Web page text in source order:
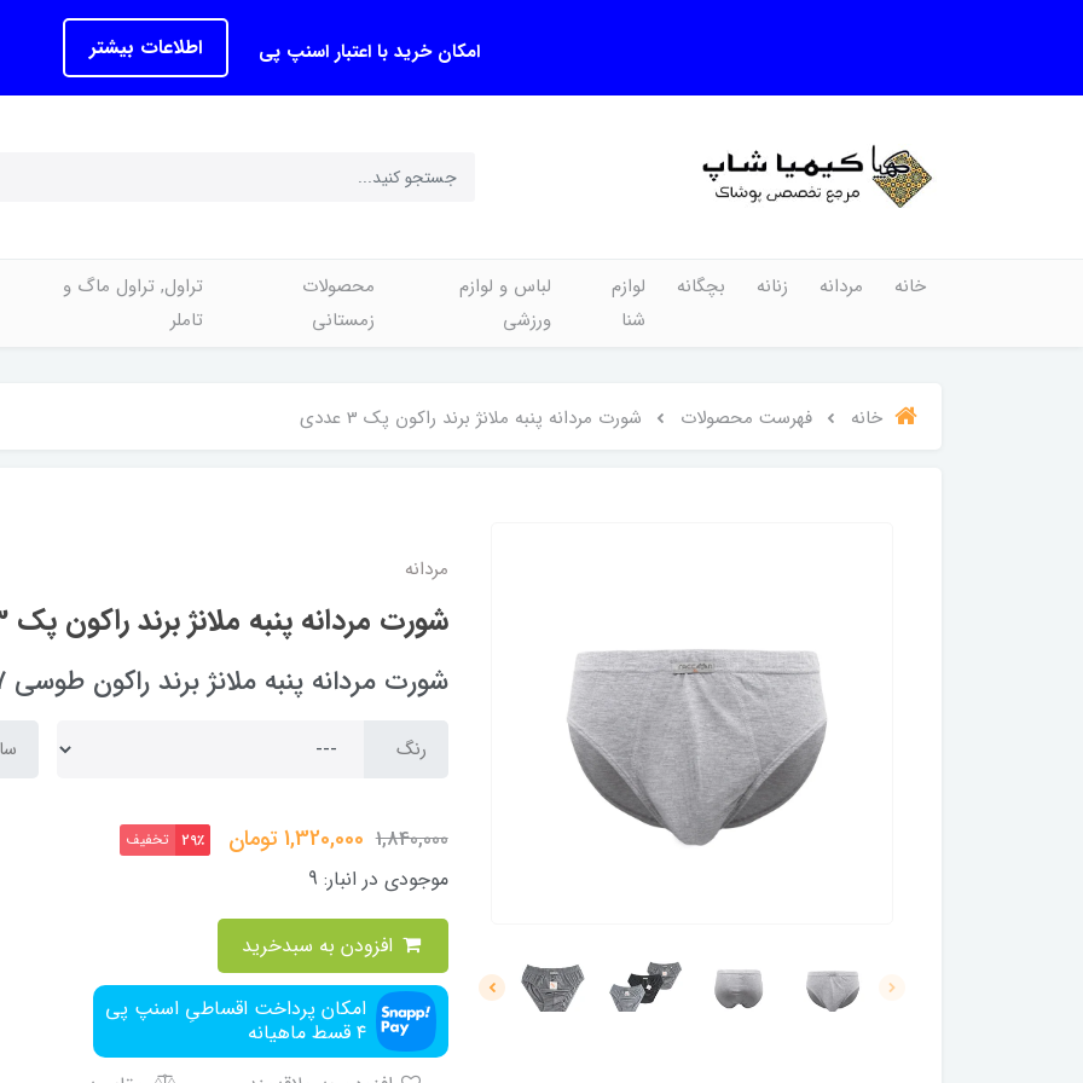
امکان خرید با اعتبار اسنپ پی اطلاعات بیشتر
خانه مردانه زنانه بچگانه
لوازم
شنا
لباس و لوازم
ورزشی
محصولات
زمستانی
تراول, تراول ماگ و
تاملر
خانه فهرست محصولات شورت مردانه پنبه ملانژ برند راکون پک 3 عددی
مردانه
شورت مردانه پنبه ملانژ برند راکون پک 3 عددی
شورت مردانه پنبه ملانژ برند راکون طوسی 90207
رنگ
1,840,000
1,320,000تومان 29٪ تخفیف
موجودی در انبار: 9
امکان پرداخت اقساطیِ اسنپ پی
۴ قسط ماهیانه